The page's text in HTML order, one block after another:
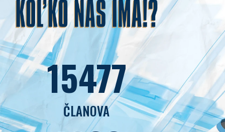
15477
ČLANOVA